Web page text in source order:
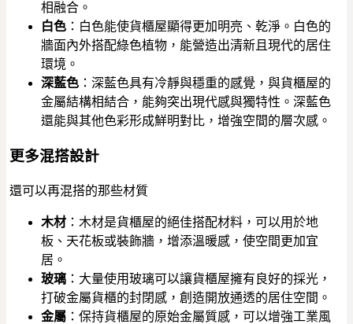
相融合。
白色 ：白色能使貨櫃屋顯得更加明亮、乾淨。白色的
牆面內外搭配綠色植物，能營造出清新且現代的居住
環境。
深藍色 ：深藍色具有冷靜與穩重的感覺，與貨櫃屋的
金屬結構相結合，能夠突出現代感與獨特性。深藍色
還能與其他色彩形成鮮明對比，增強空間的層次感。
更多混搭設計
還可以再混搭的那些材質
木材 ：木材是貨櫃屋的絕佳搭配材料，可以用於地
板、天花板或裝飾牆，增添溫暖感，使空間更加宜
居。
玻璃 ：大量使用玻璃可以讓貨櫃屋擁有良好的採光，
打破金屬貨櫃的封閉感，創造開放通透的居住空間。
金屬 ：保持貨櫃屋的原始金屬質感，可以增強工業風